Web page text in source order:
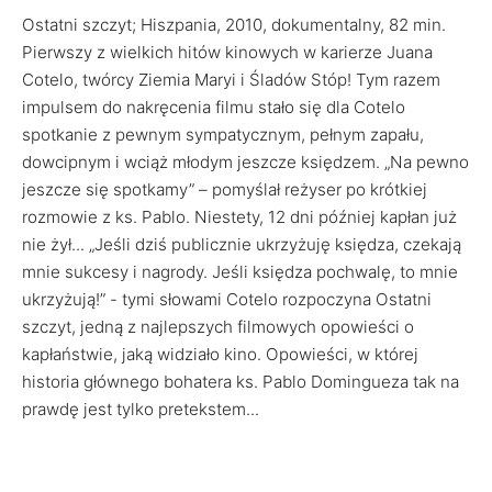
Ostatni szczyt; Hiszpania, 2010, dokumentalny, 82 min.
Pierwszy z wielkich hitów kinowych w karierze Juana
Cotelo, twórcy Ziemia Maryi i Śladów Stóp! Tym razem
impulsem do nakręcenia filmu stało się dla Cotelo
spotkanie z pewnym sympatycznym, pełnym zapału,
dowcipnym i wciąż młodym jeszcze księdzem. „Na pewno
jeszcze się spotkamy” – pomyślał reżyser po krótkiej
rozmowie z ks. Pablo. Niestety, 12 dni później kapłan już
nie żył... „Jeśli dziś publicznie ukrzyżuję księdza, czekają
mnie sukcesy i nagrody. Jeśli księdza pochwalę, to mnie
ukrzyżują!” - tymi słowami Cotelo rozpoczyna Ostatni
szczyt, jedną z najlepszych filmowych opowieści o
kapłaństwie, jaką widziało kino. Opowieści, w której
historia głównego bohatera ks. Pablo Domingueza tak na
prawdę jest tylko pretekstem...